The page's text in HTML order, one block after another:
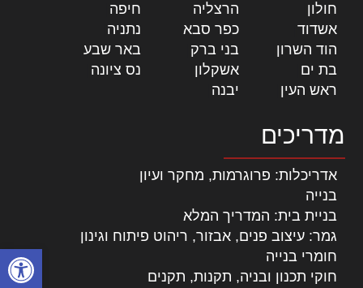
פתח
חולון
הרצליה חיפה
אשדוד
כפר סבא נתניה
הוד השרון
בני ברק באר שבע
בת ים
אשקלון נס ציונה
ראש העין
יבנה
מדריכים
אדריכלות: פרוגרמות, מחקר ועיון
בנייה
בניית בית: המדריך המלא
גמר: עיצוב פנים, אבזור, ריהוט פיתוח וגינון
חומרי בנייה
חוקי תכנון ובניה, תקנות, תקנים